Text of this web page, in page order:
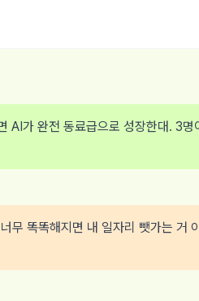
가 완전 동료급으로 성장한대. 3명
무 똑똑해지면 내 일자리 뺏가는 거